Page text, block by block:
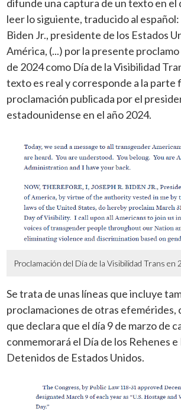
difunde una captura de un texto en el
leer lo siguiente, traducido al español:
Biden Jr., presidente de los Estados
América, (...) por la presente
de 2024 como Día de la Visibilidad
texto es real y corresponde a la parte
proclamación publicada por el
estadounidense en el año 2024.
Proclamación del Día de la Visibilidad Trans en
Se trata de unas líneas que incluye
proclamaciones de otras efemérides,
que declara que el día 9 de marzo de
conmemorará el Día de los Rehenes
Detenidos de Estados Unidos.